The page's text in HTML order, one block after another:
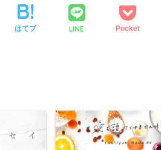
はてブ LINE Pocket